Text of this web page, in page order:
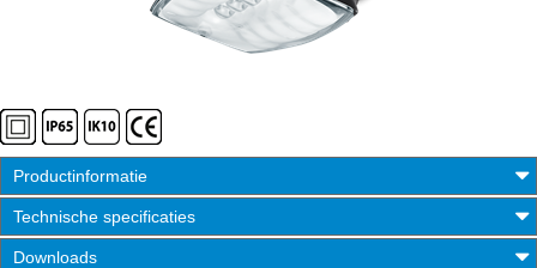
Productinformatie
Technische specificaties
Downloads